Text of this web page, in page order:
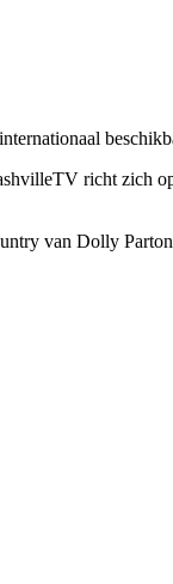
richt zich
van Dolly